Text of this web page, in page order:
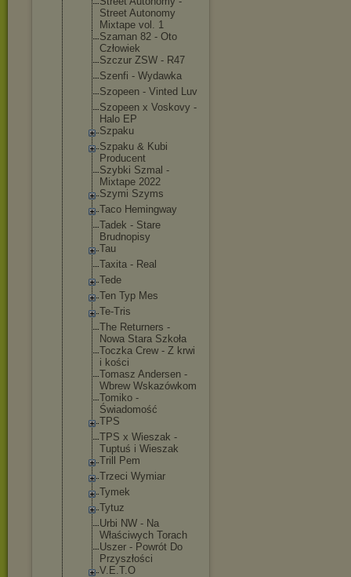
Street Autonomy
Mixtape vol. 1
Szaman 82 - Oto
Człowiek
Szczur ZSW - R47
Szenfi - Wydawka
Szopeen - Vinted Luv
Szopeen x Voskovy -
Halo EP
Szpaku
Szpaku & Kubi
Producent
Szybki Szmal -
Mixtape 2022
Szymi Szyms
Taco Hemingway
Tadek - Stare
Brudnopisy
Tau
Taxita - Real
Tede
Ten Typ Mes
Te-Tris
The Returners -
Nowa Stara Szkoła
Toczka Crew - Z krwi
i kości
Tomasz Andersen -
Wbrew Wskazówkom
Tomiko -
Świadomość
TPS
TPS x Wieszak -
Tuptuś i Wieszak
Trill Pem
Trzeci Wymiar
Tymek
Tytuz
Urbi NW - Na
Właściwych Torach
Uszer - Powrót Do
Przyszłości
V.E.T.O